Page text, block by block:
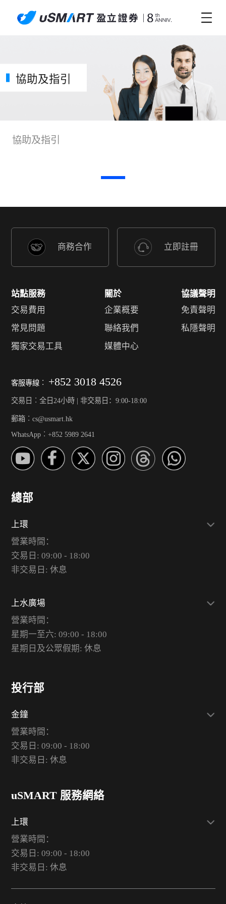
協助及指引
協助及指引
商務合作 立即註冊
站點服務
交易費用
常見問題
獨家交易工具
關於
企業概要
聯絡我們
媒體中心
協議聲明
免責聲明
私隱聲明
客服專線︰ +852 3018 4526
交易日︰全日24小時 | 非交易日：9:00-18:00
郵箱︰cs@usmart.hk
WhatsApp︰+852 5989 2641
總部
上環
營業時間：
交易日: 09:00 - 18:00
非交易日: 休息
上水廣場
營業時間：
星期一至六: 09:00 - 18:00
星期日及公眾假期: 休息
投行部
金鐘
營業時間：
交易日: 09:00 - 18:00
非交易日: 休息
uSMART 服務網絡
上環
營業時間：
交易日: 09:00 - 18:00
非交易日: 休息